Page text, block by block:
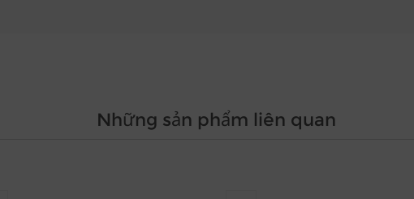
Những sản phẩm liên quan